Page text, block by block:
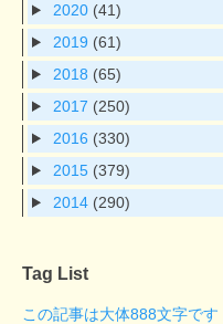
2020 (41)
2019 (61)
2018 (65)
2017 (250)
2016 (330)
2015 (379)
2014 (290)
Tag List
この記事は大体888文字です